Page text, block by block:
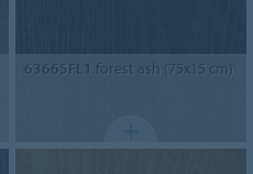
63665FL1 forest ash (75x15 cm)